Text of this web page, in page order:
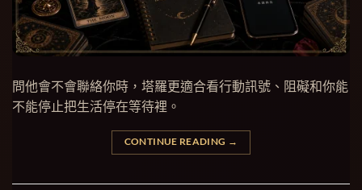
問他會不會聯絡你時，塔羅更適合看行動訊號、阻礙和你能
不能停止把生活停在等待裡。
CONTINUE READING →